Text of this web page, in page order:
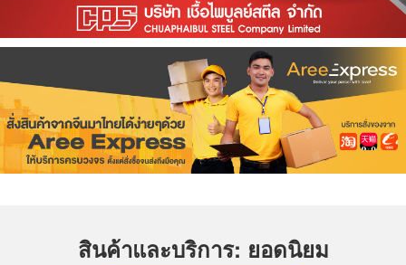
สินค้าและบริการ: ยอดนิยม